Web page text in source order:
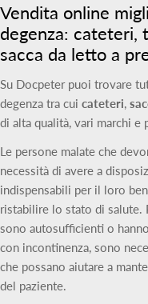
Vendita online
degenza: cateteri,
sacca da letto a
Su Docpeter puoi trovare
degenza tra cui cateteri,
di alta qualità, vari marchi e
Le persone malate che
necessità di avere a
indispensabili per il loro
ristabilire lo stato di salute.
sono autosufficienti o
con incontinenza, sono
che possano aiutare a
del paziente.